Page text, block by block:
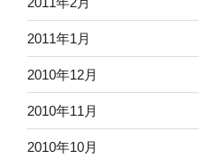
2011年1月
2010年12月
2010年11月
2010年10月